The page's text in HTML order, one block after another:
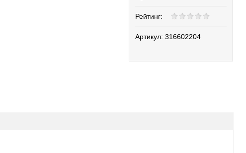
Рейтинг:
Артикул: 316602204